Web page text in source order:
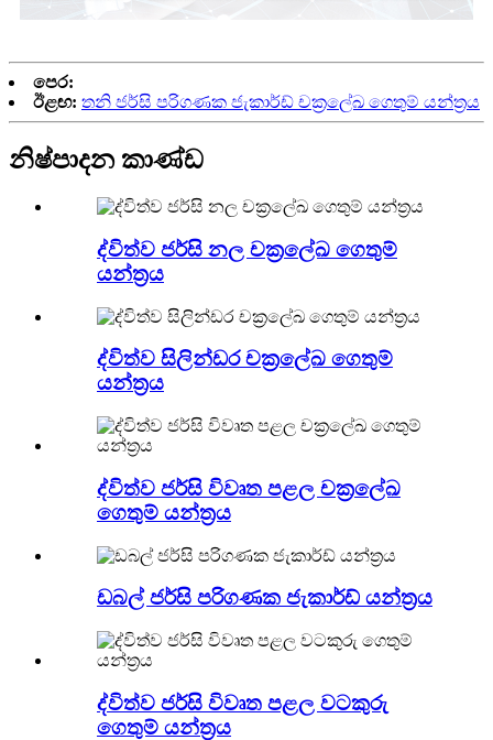
පෙර:
ඊළඟ: තනි ජර්සි පරිගණක ජැකාර්ඩ් චක්‍රලේඛ ගෙතුම් යන්ත්‍රය
නිෂ්පාදන කාණ්ඩ
ද්විත්ව ජර්සි නල චක්‍රලේඛ ගෙතුම්
යන්ත්‍රය
ද්විත්ව සිලින්ඩර චක්‍රලේඛ ගෙතුම්
යන්ත්‍රය
ද්විත්ව ජර්සි විවෘත පළල චක්‍රලේඛ
ගෙතුම් යන්ත්‍රය
ඩබල් ජර්සි පරිගණක ජැකාර්ඩ් යන්ත්‍රය
ද්විත්ව ජර්සි විවෘත පළල වටකුරු
ගෙතුම් යන්ත්‍රය